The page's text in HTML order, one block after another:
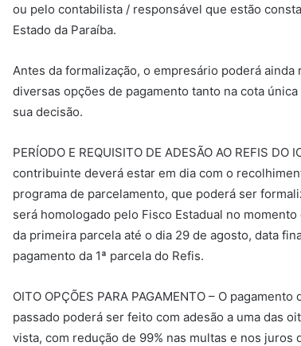
ou pelo contabilista / responsável que estão
Estado da Paraíba.
Antes da formalização, o empresário poderá
diversas opções de pagamento tanto na cota
sua decisão.
PERÍODO E REQUISITO DE ADESÃO AO REFIS
contribuinte deverá estar em dia com o
programa de parcelamento, que poderá ser
será homologado pelo Fisco Estadual no
da primeira parcela até o dia 29 de agosto, data
pagamento da 1ª parcela do Refis.
OITO OPÇÕES PARA PAGAMENTO – O
passado poderá ser feito com adesão a uma das
vista, com redução de 99% nas multas e nos